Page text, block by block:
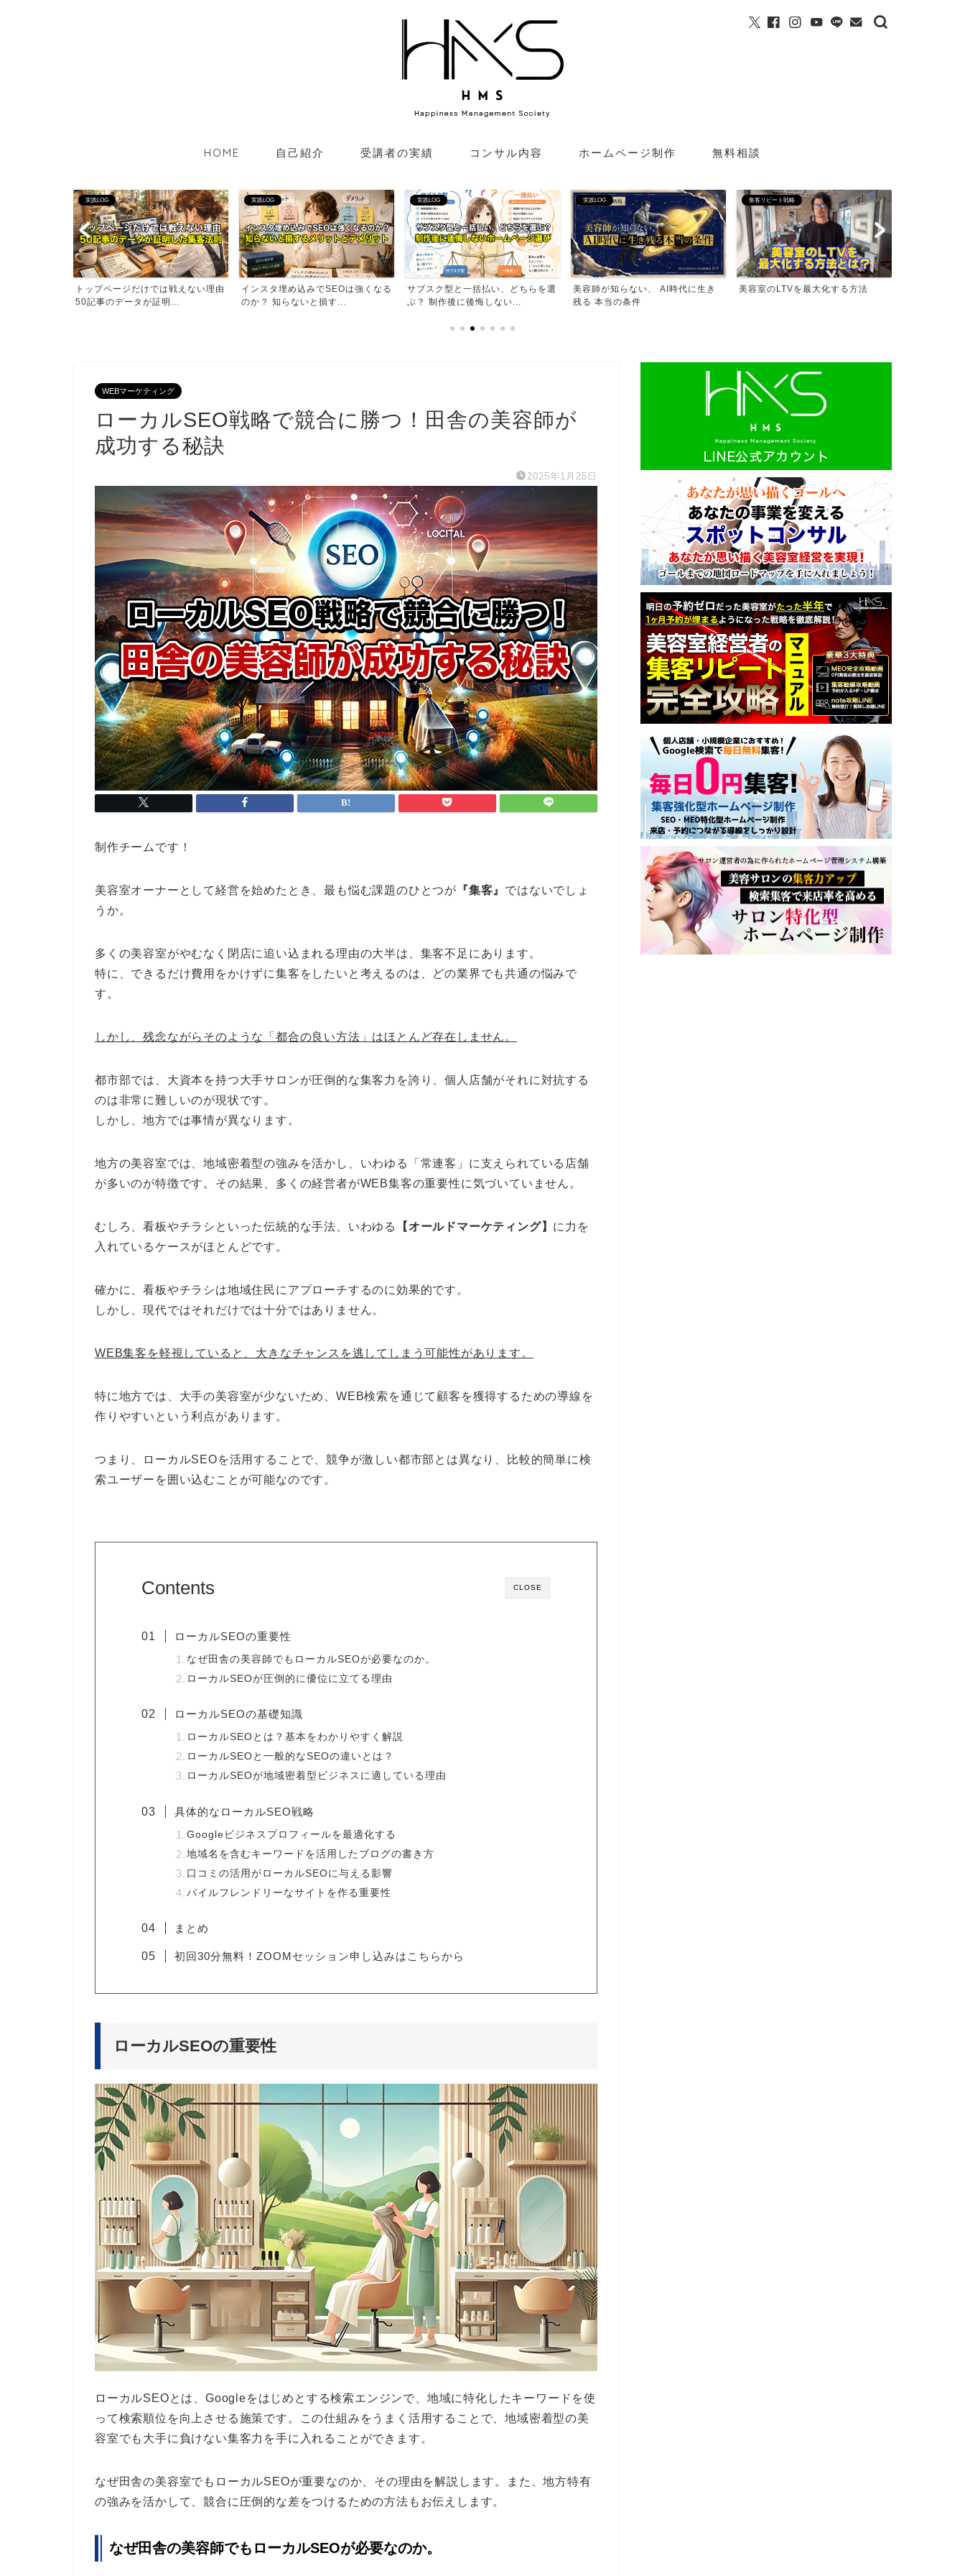
HOME 自己紹介 受講者の実績 コンサル内容 ホームページ制作 無料相談
実践LOG
トップページだけでは戦えない理由
50記事のデータが証明...
実践LOG
インスタ埋め込みでSEOは強くなる
のか？ 知らないと損す...
実践LOG
サブスク型と一括払い、どちらを選
ぶ？ 制作後に後悔しない...
実践LOG
美容師が知らない、 AI時代に生き
残る 本当の条件
集客リピート戦略
美容室のLTVを最大化する方法
WEBマーケティング
ローカルSEO戦略で競合に勝つ！田舎の美容師が
成功する秘訣
2025年1月25日
制作チームです！
美容室オーナーとして経営を始めたとき、最も悩む課題のひとつが 『集客』 ではないでしょ
うか。
多くの美容室がやむなく閉店に追い込まれる理由の大半は、集客不足にあります。
特に、できるだけ費用をかけずに集客をしたいと考えるのは、どの業界でも共通の悩みで
す。
しかし、残念ながらそのような「都合の良い方法」はほとんど存在しません。
都市部では、大資本を持つ大手サロンが圧倒的な集客力を誇り、個人店舗がそれに対抗する
のは非常に難しいのが現状です。
しかし、地方では事情が異なります。
地方の美容室では、地域密着型の強みを活かし、いわゆる「常連客」に支えられている店舗
が多いのが特徴です。その結果、多くの経営者がWEB集客の重要性に気づいていません。
むしろ、看板やチラシといった伝統的な手法、いわゆる 【オールドマーケティング】 に力を
入れているケースがほとんどです。
確かに、看板やチラシは地域住民にアプローチするのに効果的です。
しかし、現代ではそれだけでは十分ではありません。
WEB集客を軽視していると、大きなチャンスを逃してしまう可能性があります。
特に地方では、大手の美容室が少ないため、WEB検索を通じて顧客を獲得するための導線を
作りやすいという利点があります。
つまり、ローカルSEOを活用することで、競争が激しい都市部とは異なり、比較的簡単に検
索ユーザーを囲い込むことが可能なのです。
CLOSE
Contents
ローカルSEOの重要性
なぜ田舎の美容師でもローカルSEOが必要なのか。
ローカルSEOが圧倒的に優位に立てる理由
ローカルSEOの基礎知識
ローカルSEOとは？基本をわかりやすく解説
ローカルSEOと一般的なSEOの違いとは？
ローカルSEOが地域密着型ビジネスに適している理由
具体的なローカルSEO戦略
Googleビジネスプロフィールを最適化する
地域名を含むキーワードを活用したブログの書き方
口コミの活用がローカルSEOに与える影響
バイルフレンドリーなサイトを作る重要性
まとめ
初回30分無料！ZOOMセッション申し込みはこちらから
ローカルSEOの重要性
ローカルSEOとは、Googleをはじめとする検索エンジンで、地域に特化したキーワードを使
って検索順位を向上させる施策です。この仕組みをうまく活用することで、地域密着型の美
容室でも大手に負けない集客力を手に入れることができます。
なぜ田舎の美容室でもローカルSEOが重要なのか、その理由を解説します。また、地方特有
の強みを活かして、競合に圧倒的な差をつけるための方法もお伝えします。
なぜ田舎の美容師でもローカルSEOが必要なのか。